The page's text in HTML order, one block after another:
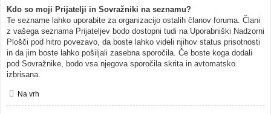
Kdo so moji Prijatelji in Sovražniki na seznamu?
Te sezname lahko uporabite za organizacijo ostalih članov foruma. Člani
z vašega seznama Prijateljev bodo dostopni tudi na Uporabniški Nadzorni
Plošči pod hitro povezavo, da boste lahko videli njihov status prisotnosti
in da jim boste lahko pošiljali zasebna sporočila. Če boste koga dodali
pod Sovražnike, bodo vsa njegova sporočila skrita in avtomatsko
izbrisana.
Na vrh